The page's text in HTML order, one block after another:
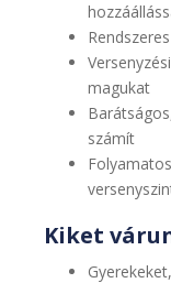
magukat
számít
Kiket